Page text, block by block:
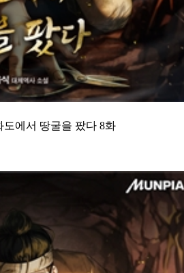
도에서 땅굴을 팠다 8화